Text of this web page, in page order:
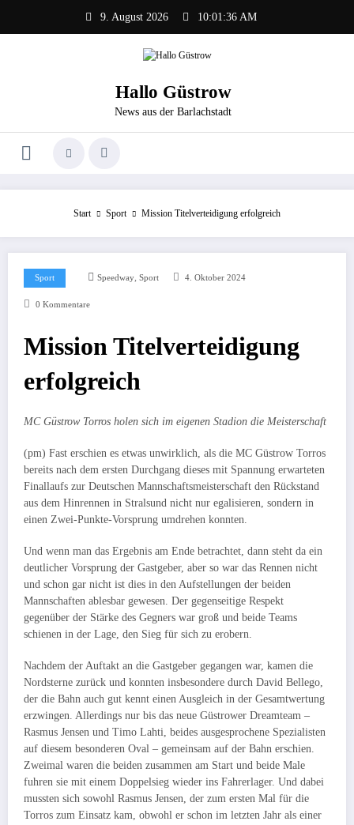
springen
9. August 2026 10:01:36 AM
Hallo Güstrow
News aus der Barlachstadt
Start Sport Mission Titelverteidigung erfolgreich
Sport Speedway, Sport 4. Oktober 2024
0 Kommentare
Mission Titelverteidigung
erfolgreich
MC Güstrow Torros holen sich im eigenen Stadion die Meisterschaft
(pm) Fast erschien es etwas unwirklich, als die MC Güstrow Torros
bereits nach dem ersten Durchgang dieses mit Spannung erwarteten
Finallaufs zur Deutschen Mannschaftsmeisterschaft den Rückstand
aus dem Hinrennen in Stralsund nicht nur egalisieren, sondern in
einen Zwei-Punkte-Vorsprung umdrehen konnten.
Und wenn man das Ergebnis am Ende betrachtet, dann steht da ein
deutlicher Vorsprung der Gastgeber, aber so war das Rennen nicht
und schon gar nicht ist dies in den Aufstellungen der beiden
Mannschaften ablesbar gewesen. Der gegenseitige Respekt
gegenüber der Stärke des Gegners war groß und beide Teams
schienen in der Lage, den Sieg für sich zu erobern.
Nachdem der Auftakt an die Gastgeber gegangen war, kamen die
Nordsterne zurück und konnten insbesondere durch David Bellego,
der die Bahn auch gut kennt einen Ausgleich in der Gesamtwertung
erzwingen. Allerdings nur bis das neue Güstrower Dreamteam –
Rasmus Jensen und Timo Lahti, beides ausgesprochene Spezialisten
auf diesem besonderen Oval – gemeinsam auf der Bahn erschien.
Zweimal waren die beiden zusammen am Start und beide Male
fuhren sie mit einem Doppelsieg wieder ins Fahrerlager. Und dabei
mussten sich sowohl Rasmus Jensen, der zum ersten Mal für die
Torros zum Einsatz kam, obwohl er schon im letzten Jahr als einer